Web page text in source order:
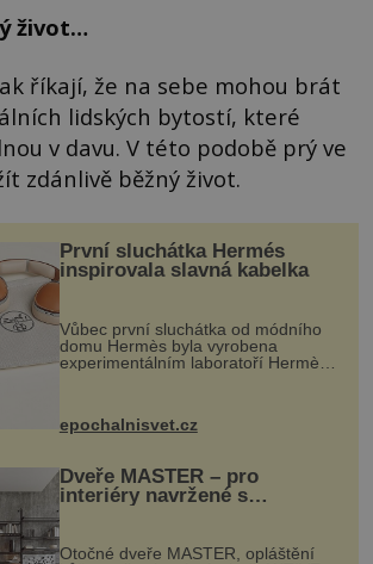
život…
říkají, že na sebe mohou brát
lidských bytostí, které
v davu. V této podobě prý ve
zdánlivě běžný život.
První sluchátka Hermés
inspirovala slavná kabelka
Vůbec první sluchátka od módního
domu Hermès byla vyrobena
experimentálním laboratoří Hermès
kovový...
epochalnisvet.cz
Dveře MASTER – pro
interiéry navržené s
rozumem i vášní!
Otočné dveře MASTER, opláštění